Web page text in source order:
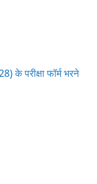
परीक्षा फॉर्म भरने